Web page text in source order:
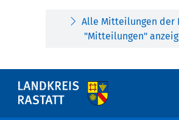
Alle Mitteilungen der
"Mitteilungen"